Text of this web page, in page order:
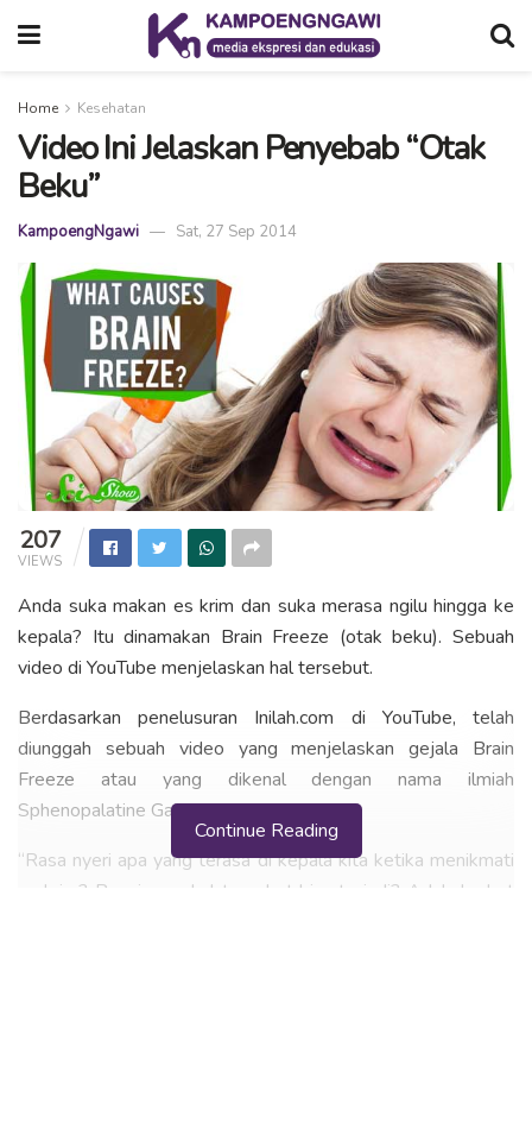
Home Kesehatan
Video Ini Jelaskan Penyebab “Otak
Beku”
KampoengNgawi Sat, 27 Sep 2014
207
VIEWS
Anda suka makan es krim dan suka merasa ngilu hingga ke
kepala? Itu dinamakan Brain Freeze (otak beku). Sebuah
video di YouTube menjelaskan hal tersebut.
Berdasarkan penelusuran Inilah.com di YouTube, telah
diunggah sebuah video yang menjelaskan gejala Brain
Freeze atau yang dikenal dengan nama ilmiah
Sphenopalatine Ganglioneuralgia.
“Rasa nyeri apa yang terasa di kepala kita ketika menikmati
es krim? Bagaimana hal tersebut bisa terjadi? Adakah obat
Continue Reading